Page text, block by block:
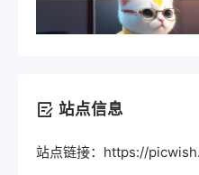
站点信息
站点链接：https://